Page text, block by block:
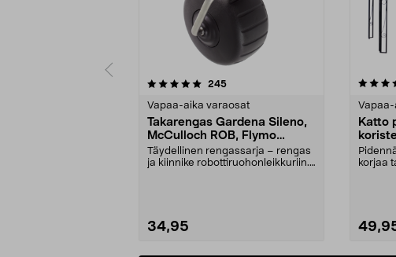
245arvostelut
Vapaa-aika varaosat
Takarengas Gardena Sileno,
McCulloch ROB, Flymo
Easilife
Täydellinen rengassarja – rengas
ja kiinnike robottiruohonleikkuriin.
34,95
4.0 viidestä
Katto
korjaa